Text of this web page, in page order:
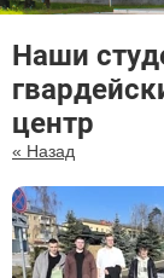
Наши
центр
« Назад